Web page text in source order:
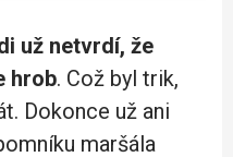
už netvrdí, že
hrob. Což byl trik,
Dokonce už ani
maršála